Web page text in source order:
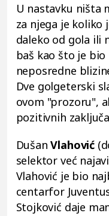
U nastavku ništa
za njega je koliko
daleko od gola ili
baš kao što je
neposredne
Dve golgeterski
ovom "prozoru",
pozitivnih
DušanVlahović
selektor već
Vlahović je bio
centarfor
Stojković daje